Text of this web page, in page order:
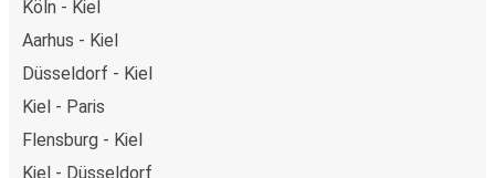
Köln - Kiel
Aarhus - Kiel
Düsseldorf - Kiel
Kiel - Paris
Flensburg - Kiel
Kiel - Düsseldorf